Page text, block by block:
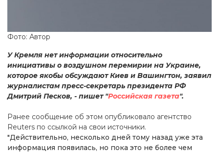
Фото: Автор
У Кремля нет информации относительно
инициативы о воздушном перемирии на Украине,
которое якобы обсуждают Киев и Вашингтон, заявил
журналистам пресс-секретарь президента РФ
Дмитрий Песков, - пишет "Российская газета".
Ранее сообщение об этом опубликовало агентство
Reuters по ссылкой на свои источники.
"Действительно, несколько дней тому назад уже эта
информация появилась, но пока это не более чем